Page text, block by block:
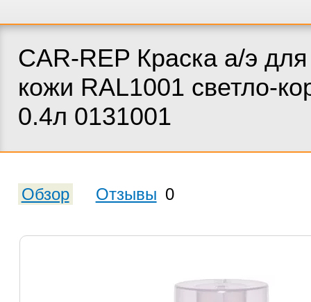
CAR-REP Краска а/э
кожи RAL1001 светло-
0.4л 0131001
Обзор Отзывы 0